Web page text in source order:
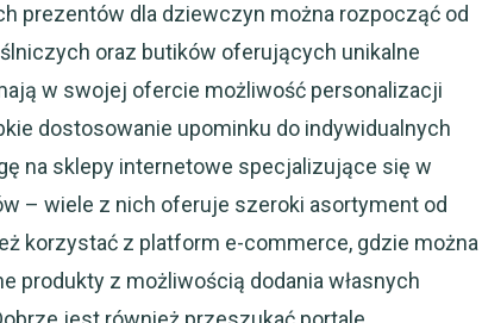
prezentów dla dziewczyn można rozpocząć od
oraz butików oferujących unikalne
w swojej ofercie możliwość personalizacji
dostosowanie upominku do indywidualnych
na sklepy internetowe specjalizujące się w
– wiele z nich oferuje szeroki asortyment od
korzystać z platform e-commerce, gdzie można
produkty z możliwością dodania własnych